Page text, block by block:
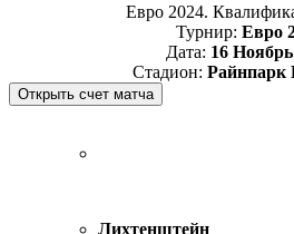
Евро 2024.
Турнир: Евро
Дата: 16
Стадион: Райнпарк
Лихтенштейн